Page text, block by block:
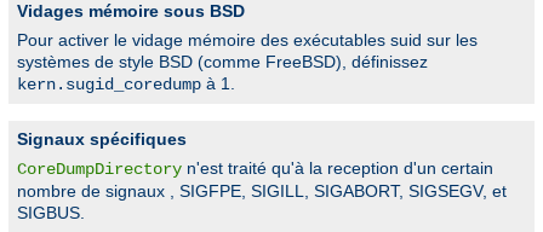
Vidages mémoire sous BSD
Pour activer le vidage mémoire des exécutables suid sur les
systèmes de style BSD (comme FreeBSD), définissez
kern.sugid_coredump à 1.
Signaux spécifiques
CoreDumpDirectory n'est traité qu'à la reception d'un certain
nombre de signaux , SIGFPE, SIGILL, SIGABORT, SIGSEGV, et
SIGBUS.